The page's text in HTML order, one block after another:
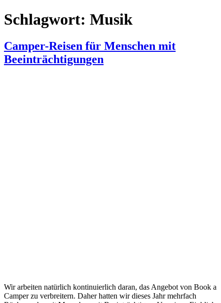
Schlagwort: Musik
Camper-Reisen für Menschen mit
Beeinträchtigungen
Wir arbeiten natürlich kontinuierlich daran, das Angebot von Book a
Camper zu verbreitern. Daher hatten wir dieses Jahr mehrfach